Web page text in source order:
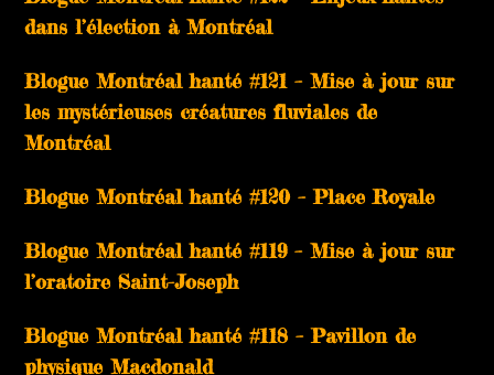
dans l’élection à Montréal
Blogue Montréal hanté #121 – Mise à jour sur
les mystérieuses créatures fluviales de
Montréal
Blogue Montréal hanté #120 – Place Royale
Blogue Montréal hanté #119 – Mise à jour sur
l’oratoire Saint-Joseph
Blogue Montréal hanté #118 – Pavillon de
physique Macdonald